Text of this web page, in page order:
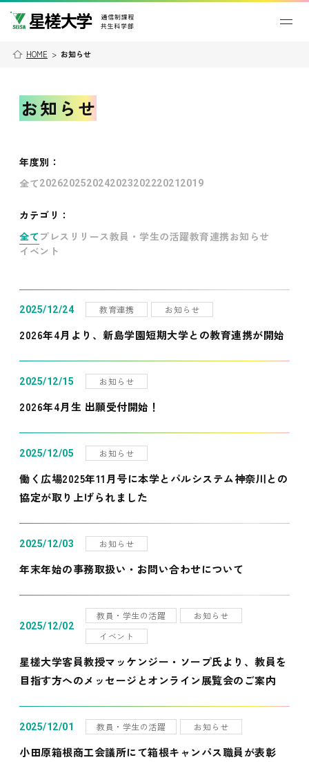
HOME > お知らせ
お知らせ
年度別 ：
全て202620252024202320222021 2019
カテゴリ：
全て プレスリリース教員・学生の活躍教育連携お知らせ
イベント
2025/12/24 教育連携 お知らせ
2026年4月より、新島学園短期大学との教育連携が開始
2025/12/15 お知らせ
2026年4月生 出願受付開始！
2025/12/05 お知らせ
働く広場2025年11月号に本学とパルシステム神奈川との
協定が取り上げられました
2025/12/03 お知らせ
年末年始の事務取扱い・お問い合わせについて
2025/12/02
教員・学生の活躍
お知らせ
イベント
星槎大学客員教授マッケンジー・ソープ氏より、教員を
目指す方へのメッセージとオンライン展覧会のご案内
2025/12/01 教員・学生の活躍 お知らせ
小田原箱根商工会議所にて箱根キャンパス職員が表彰